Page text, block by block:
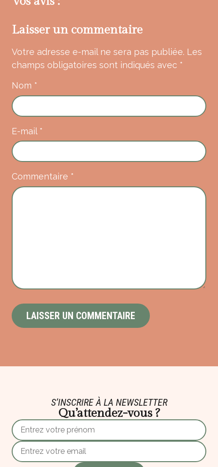
Laisser un commentaire
Votre adresse e-mail ne sera pas publiée. Les
champs obligatoires sont indiqués avec *
Commentaire *
Nom *
E-mail *
S’INSCRIRE À LA NEWSLETTER
Qu’attendez-vous ?